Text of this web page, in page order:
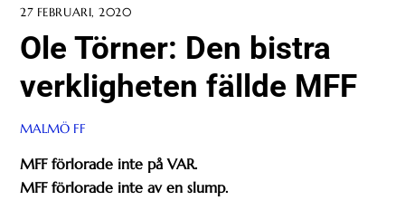
27 FEBRUARI, 2020
Ole Törner: Den bistra
verkligheten fällde MFF
MALMÖ FF
MFF förlorade inte på VAR.
MFF förlorade inte av en slump.